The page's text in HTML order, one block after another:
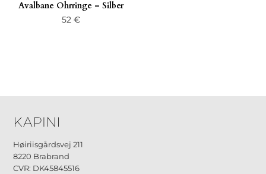
Avalbane Ohrringe – Silber
52 €
Høiriisgårdsvej 211
8220 Brabrand
CVR: DK45845516